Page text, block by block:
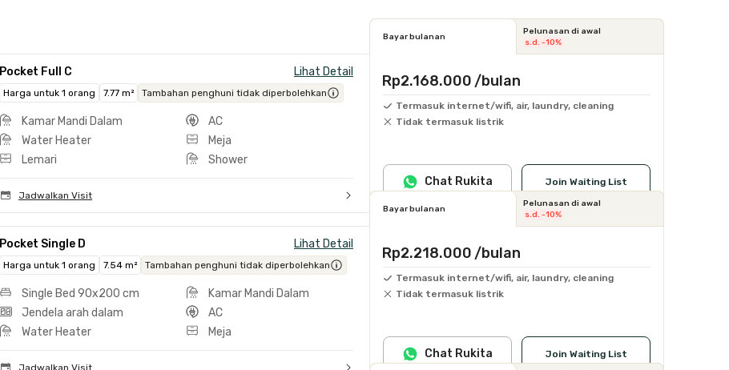
Pocket Full C Lihat Detail
Harga untuk 1 orang 7.77 m² Tambahan penghuni tidak diperbolehkan
Kamar Mandi Dalam
AC
Water Heater
Meja
Lemari
Shower
Jadwalkan Visit
Bayar bulanan
Pelunasan di awal
s.d. -10%
Rp2.168.000 /bulan
Termasuk internet/wifi, air, laundry, cleaning
Tidak termasuk listrik
Join Waiting List
Chat Rukita
Pocket Single D Lihat Detail
Harga untuk 1 orang 7.54 m² Tambahan penghuni tidak diperbolehkan
Single Bed 90x200 cm
Kamar Mandi Dalam
Jendela arah dalam
AC
Water Heater
Meja
Jadwalkan Visit
Bayar bulanan
Pelunasan di awal
s.d. -10%
Rp2.218.000 /bulan
Termasuk internet/wifi, air, laundry, cleaning
Tidak termasuk listrik
Join Waiting List
Chat Rukita